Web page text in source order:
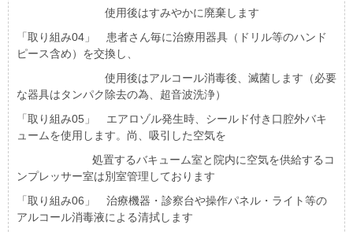
使用後はすみやかに廃棄します
「取り組み04」 患者さん毎に治療用器具（ドリル等のハンド
ピース含め）を交換し、
使用後はアルコール消毒後、滅菌します（必要
な器具はタンパク除去の為、超音波洗浄）
「取り組み05」 エアロゾル発生時、シールド付き口腔外バキ
ュームを使用します。尚、吸引した空気を
処置するバキューム室と院内に空気を供給するコ
ンプレッサー室は別室管理しております
「取り組み06」 治療機器・診察台や操作パネル・ライト等の
アルコール消毒液による清拭します